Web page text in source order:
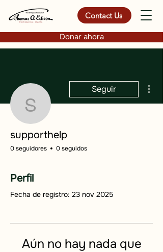
Contact Us
Donar ahora
supporthelp
Seguir
supporthelp
0 seguidores 0 seguidos
Perfil
Fecha de registro: 23 nov 2025
Aún no hay nada que